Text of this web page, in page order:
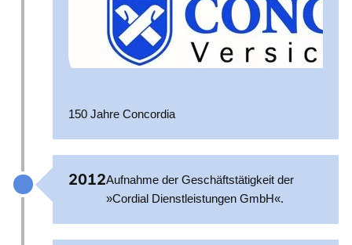
150 Jahre Concordia
2012Aufnahme der Geschäftstätigkeit der
»Cordial Dienstleistungen GmbH«.